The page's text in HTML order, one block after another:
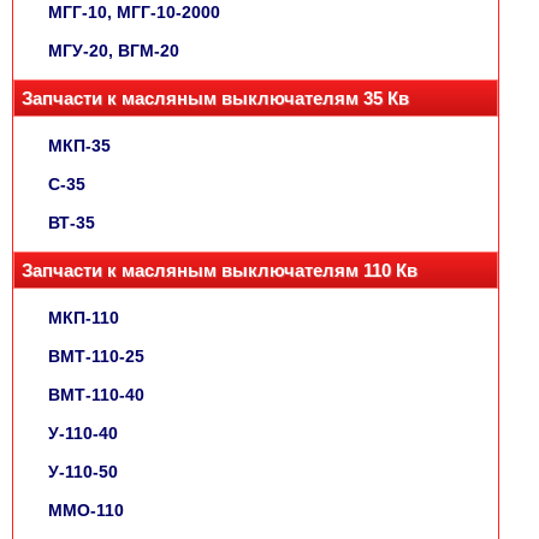
МГГ-10, МГГ-10-2000
МГУ-20, ВГМ-20
Запчасти к масляным выключателям 35 Кв
МКП-35
С-35
ВТ-35
Запчасти к масляным выключателям 110 Кв
МКП-110
ВМТ-110-25
ВМТ-110-40
У-110-40
У-110-50
ММО-110